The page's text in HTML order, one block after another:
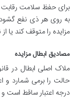
برای حفظ سلامت رقابت
به روی هر ذی نفع
مزایده را متوقف کند یا
مصادیق ابطال مزایده
حالت را برمی شمارد و
درجه اعتبار ساقط است